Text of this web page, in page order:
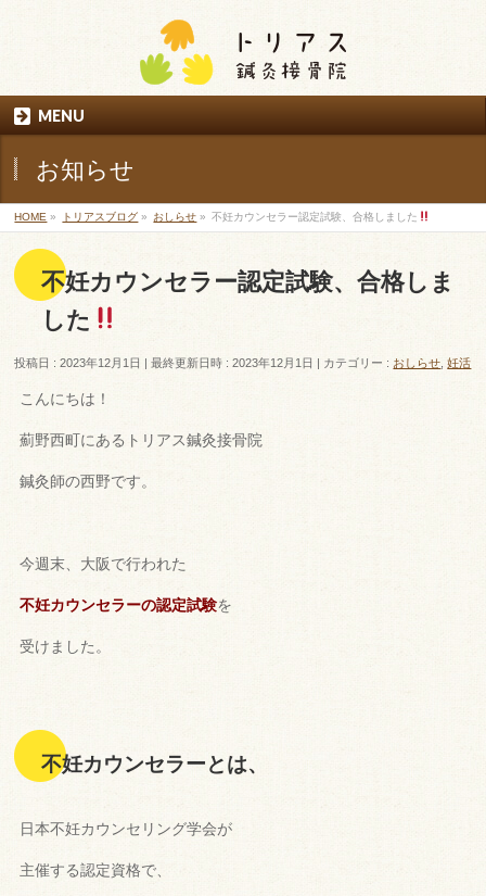
MENU
お知らせ
HOME » トリアスブログ » おしらせ » 不妊カウンセラー認定試験、合格しました
不妊カウンセラー認定試験、合格しま
した
投稿日 : 2023年12月1日 最終更新日時 : 2023年12月1日 カテゴリー : おしらせ ,妊活
こんにちは！
薊野西町にあるトリアス鍼灸接骨院
鍼灸師の西野です。
今週末、 大阪で行われた
不妊カウンセラーの認定試験を
受けました。
不妊カウンセラーとは、
日本不妊カウンセリング学会が
主催する認定資格で、